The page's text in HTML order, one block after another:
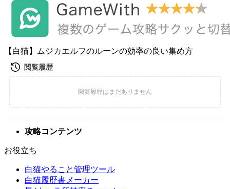
【白猫】ムジカエルフのルーンの効率の良い集め方
攻略コンテンツ
お役立ち
白猫やること管理ツール
白猫履歴書メーカー